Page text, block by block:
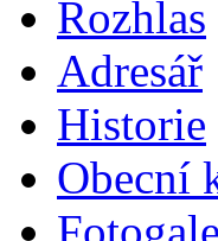
Rozhlas
Adresář
Historie
Obecní